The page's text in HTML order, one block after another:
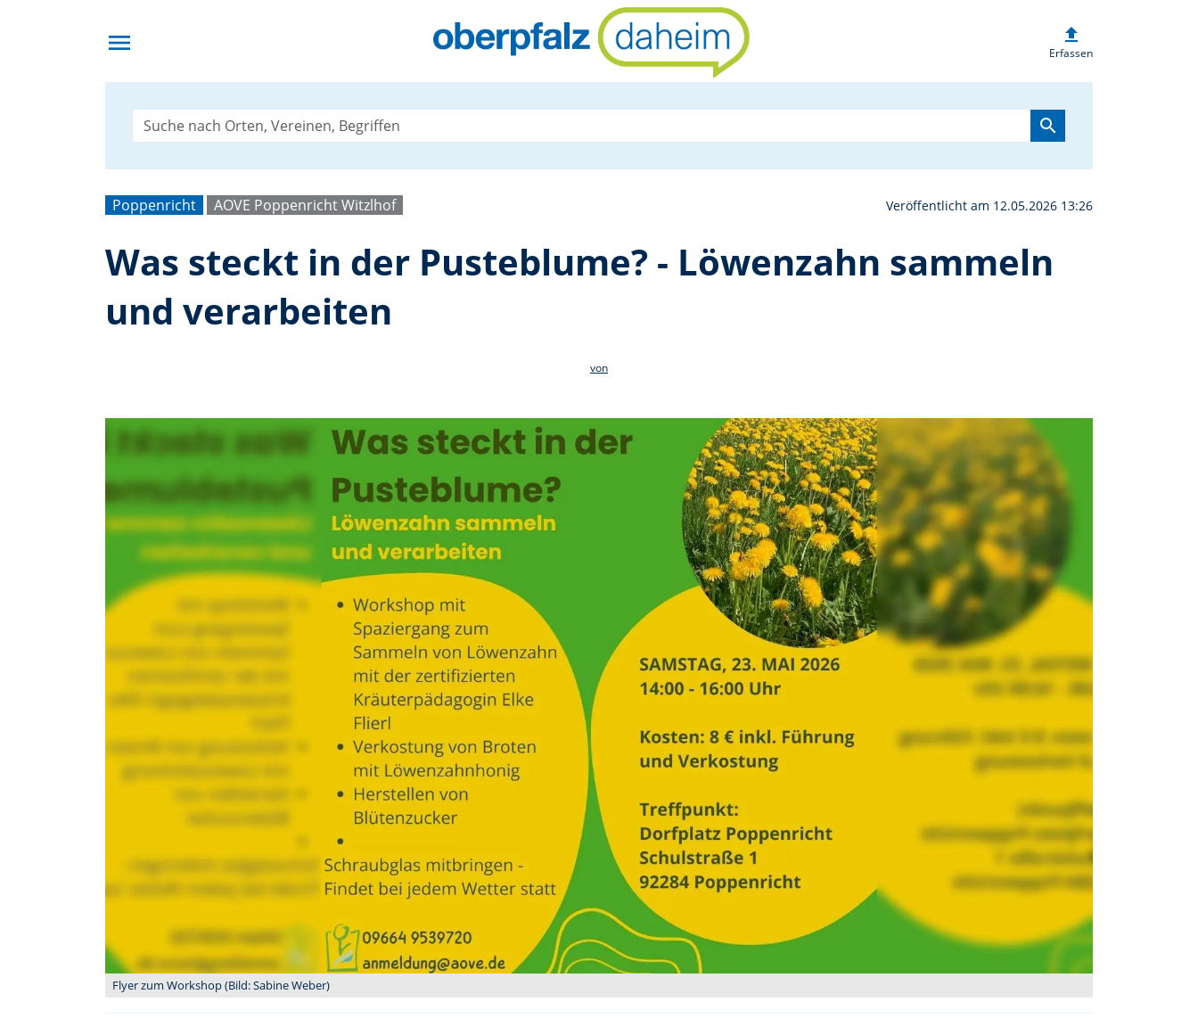
menu Was steckt in der Pusteblume? -
upload
Erfassen
search
Poppenricht AOVE Poppenricht Witzlhof Veröffentlicht am 12.05.2026 13:26
Was steckt in der Pusteblume? - Löwenzahn sammeln
und verarbeiten
von
Flyer zum Workshop (Bild: Sabine Weber)